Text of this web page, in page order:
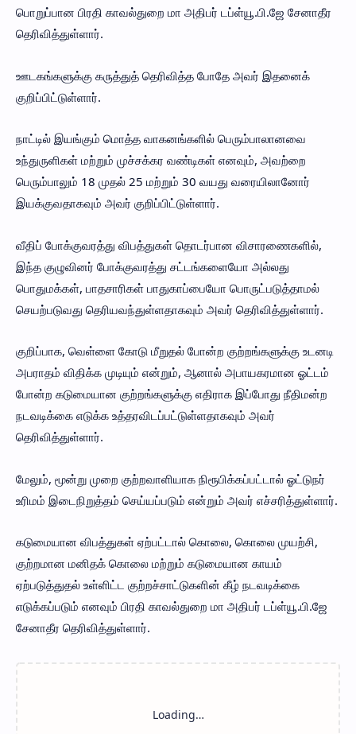
பொறுப்பான பிரதி காவல்துறை மா அதிபர் டப்ள்யூ.பி.ஜே சேனாதீர
தெரிவித்துள்ளார்.
ஊடகங்களுக்கு கருத்துத் தெரிவித்த போதே அவர் இதனைக்
குறிப்பிட்டுள்ளார்.
நாட்டில் இயங்கும் மொத்த வாகனங்களில் பெரும்பாலானவை
உந்துருளிகள் மற்றும் முச்சக்கர வண்டிகள் எனவும், அவற்றை
பெரும்பாலும் 18 முதல் 25 மற்றும் 30 வயது வரையிலானோர்
இயக்குவதாகவும் அவர் குறிப்பிட்டுள்ளார்.
வீதிப் போக்குவரத்து விபத்துகள் தொடர்பான விசாரணைகளில்,
இந்த குழுவினர் போக்குவரத்து சட்டங்களையோ அல்லது
பொதுமக்கள், பாதசாரிகள் பாதுகாப்பையோ பொருட்படுத்தாமல்
செயற்படுவது தெரியவந்துள்ளதாகவும் அவர் தெரிவித்துள்ளார்.
குறிப்பாக, வெள்ளை கோடு மீறுதல் போன்ற குற்றங்களுக்கு உடனடி
அபராதம் விதிக்க முடியும் என்றும், ஆனால் அபாயகரமான ஓட்டம்
போன்ற கடுமையான குற்றங்களுக்கு எதிராக இப்போது நீதிமன்ற
நடவடிக்கை எடுக்க உத்தரவிடப்பட்டுள்ளதாகவும் அவர்
தெரிவித்துள்ளார்.
மேலும், மூன்று முறை குற்றவாளியாக நிரூபிக்கப்பட்டால் ஓட்டுநர்
உரிமம் இடைநிறுத்தம் செய்யப்படும் என்றும் அவர் எச்சரித்துள்ளார்.
கடுமையான விபத்துகள் ஏற்பட்டால் கொலை, கொலை முயற்சி,
குற்றமான மனிதக் கொலை மற்றும் கடுமையான காயம்
ஏற்படுத்துதல் உள்ளிட்ட குற்றச்சாட்டுகளின் கீழ் நடவடிக்கை
எடுக்கப்படும் எனவும் பிரதி காவல்துறை மா அதிபர் டப்ள்யூ.பி.ஜே
சேனாதீர தெரிவித்துள்ளார்.